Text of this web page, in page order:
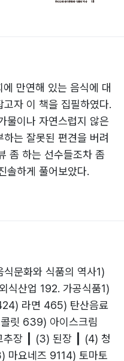
만연해 있는 음식에 대
자 이 책을 집필하였다.
물이나 자연스럽지 않은
는 잘못된 편견을 버려
좀 하는 선수들조차 좀
솔하게 풀어보았다.
문화와 식품의 역사1)
식산업 192. 가공식품1)
라면 465) 탄산음료
릿 639) 아이스크림
추장 ┃ (3) 된장 ┃ (4) 청
마요네즈 9114) 토마토